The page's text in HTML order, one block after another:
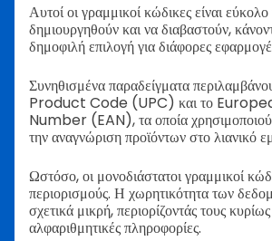
Αυτοί οι γραμμικοί κώδικες είναι
δημιουργηθούν και να διαβαστούν,
δημοφιλή επιλογή για διάφορες
Συνηθισμένα παραδείγματα
Product Code (UPC) και το
Number (EAN), τα οποία
την αναγνώριση προϊόντων στο λιανικό
Ωστόσο, οι μονοδιάστατοι γραμμικοί
περιορισμούς. Η χωρητικότητα των
σχετικά μικρή, περιορίζοντάς τους
αλφαριθμητικές πληροφορίες.